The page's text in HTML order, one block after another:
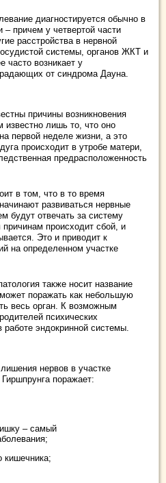
диагностируется обычно в
причем у четвертой части
расстройства в нервной
системы, органов ЖКТ и
часто возникает у
от синдрома Дауна.
причины возникновения
известно лишь то, что оно
первой неделе жизни, а это
происходит в утробе матери,
предрасположенность
в том, что в то время
развиваться нервные
будут отвечать за систему
происходит сбой, и
Это и приводит к
на определенном участке
также носит название
поражать как небольшую
весь орган. К возможным
психических
эндокринной системы.
нервов в участке
поражает:
– самый
кишечника;